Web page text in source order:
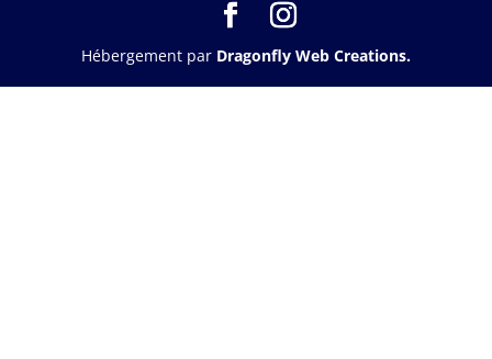
Hébergement par Dragonfly Web Creations.